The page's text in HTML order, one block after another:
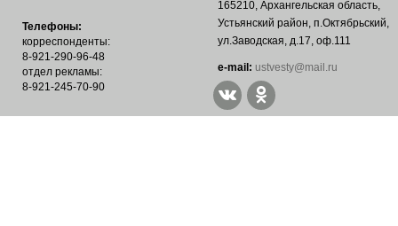
Телефоны:
корреспонденты:
8-921-290-96-48
отдел рекламы:
8-921-245-70-90
165210, Архангельская область,
Устьянский район, п.Октябрьский,
ул.Заводская, д.17, оф.111
е-mail: ustvesty@mail.ru